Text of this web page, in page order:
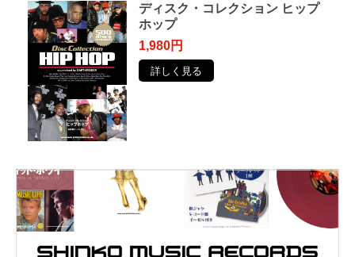
ディスク・コレクション ヒップ
ホップ
1,980円
詳しく見る